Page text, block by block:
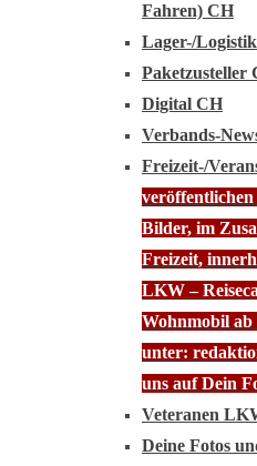
Fahren) CH
Lager-/
Paketzusteller
Digital CH
Verbands-
Freizeit-/
Bilder, im
Freizeit,
LKW –
Wohnmobil ab
unter:
uns auf Dein
Veteranen
Deine Fotos